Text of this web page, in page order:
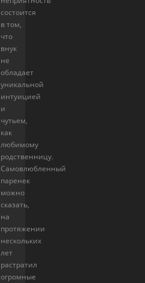
состоится
в том,
что
внук
не
обладает
уникальной
интуицией
и
чутьем,
как
любимому
родственницу.
Самовлюбленный
паренек
можно
сказать,
на
протяжении
нескольких
лет
растратил
огромные